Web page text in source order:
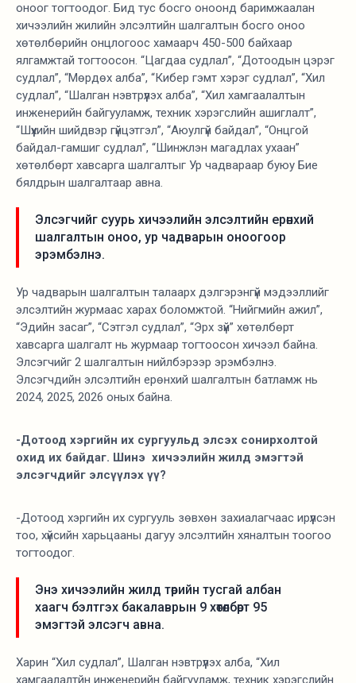
оноог тогтоодог. Бид тус босго оноонд баримжаалан
хичээлийн жилийн элсэлтийн шалгалтын босго оноо
хөтөлбөрийн онцлогоос хамаарч 450-500 байхаар
ялгамжтай тогтоосон. “Цагдаа судлал”, “Дотоодын цэрэг
судлал”, “Мөрдөх алба”, “Кибер гэмт хэрэг судлал”, “Хил
судлал”, “Шалган нэвтрүүлэх алба”, “Хил хамгаалалтын
инженерийн байгууламж, техник хэрэгслийн ашиглалт”,
“Шүүхийн шийдвэр гүйцэтгэл”, “Аюулгүй байдал”, “Онцгой
байдал-гамшиг судлал”, “Шинжлэн магадлах ухаан”
хөтөлбөрт хавсарга шалгалтыг Ур чадвараар буюу Бие
бялдрын шалгалтаар авна.
Элсэгчийг суурь хичээлийн элсэлтийн ерөнхий
шалгалтын оноо, ур чадварын оноогоор
эрэмбэлнэ.
Ур чадварын шалгалтын талаарх дэлгэрэнгүй мэдээллийг
элсэлтийн журмаас харах боломжтой. “Нийгмийн ажил”,
“Эдийн засаг”, “Сэтгэл судлал”, “Эрх зүй” хөтөлбөрт
хавсарга шалгалт нь журмаар тогтоосон хичээл байна.
Элсэгчийг 2 шалгалтын нийлбэрээр эрэмбэлнэ.
Элсэгчдийн элсэлтийн ерөнхий шалгалтын батламж нь
2024, 2025, 2026 оных байна.
-Дотоод хэргийн их сургуульд элсэх сонирхолтой
охид их байдаг. Шинэ хичээлийн жилд эмэгтэй
элсэгчдийг элсүүлэх үү?
-Дотоод хэргийн их сургууль зөвхөн захиалагчаас ирүүлсэн
тоо, хүйсийн харьцааны дагуу элсэлтийн хяналтын тоогоо
тогтоодог.
Энэ хичээлийн жилд төрийн тусгай албан
хаагч бэлтгэх бакалаврын 9 хөтөлбөрт 95
эмэгтэй элсэгч авна.
Харин “Хил судлал”, Шалган нэвтрүүлэх алба, “Хил
хамгаалалтйн инженерийн байгууламж, техник хэрэгслийн